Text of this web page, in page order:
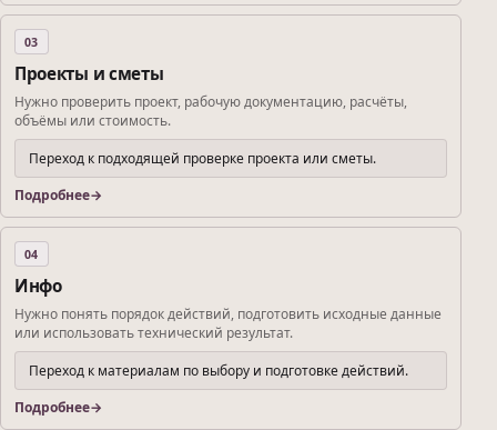
03
Проекты и сметы
Нужно проверить проект, рабочую документацию, расчёты,
объёмы или стоимость.
Переход к подходящей проверке проекта или сметы.
Подробнее
04
Инфо
Нужно понять порядок действий, подготовить исходные данные
или использовать технический результат.
Переход к материалам по выбору и подготовке действий.
Подробнее